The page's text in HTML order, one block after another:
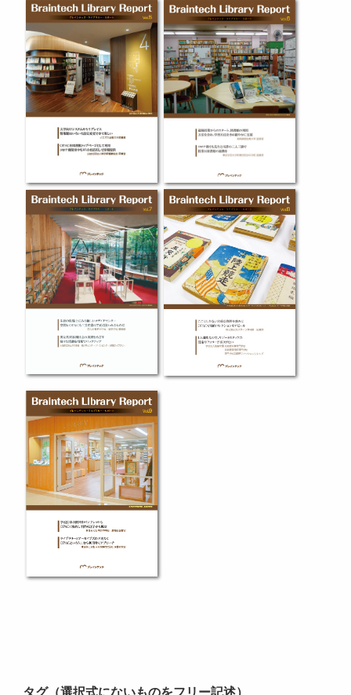
タグ（選択式にないものをフリー記述）